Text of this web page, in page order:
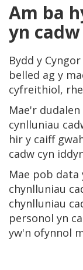
Am ba
yn
Bydd y
belled ag y
cyfreithiol,
Mae'r
cynlluniau
hir y caiff
cadw cyn
Mae pob data
chynlluniau
chynlluniau
personol yn
yw'n ofynnol